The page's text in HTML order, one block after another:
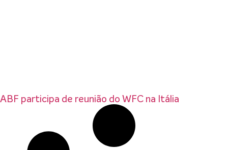
ABF participa de reunião do WFC na Itália